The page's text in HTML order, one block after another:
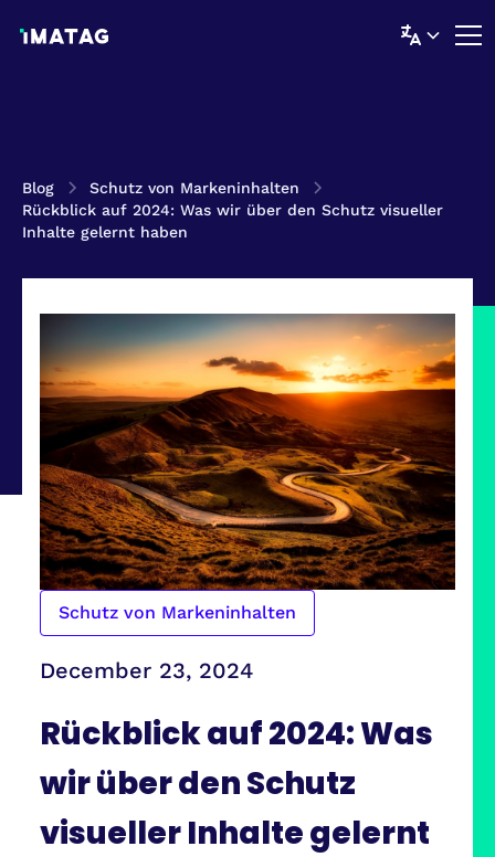
Blog
Schutz von Markeninhalten
Rückblick auf 2024: Was wir über den Schutz visueller
Inhalte gelernt haben
Schutz von Markeninhalten
December 23, 2024
Rückblick auf 2024: Was
wir über den Schutz
visueller Inhalte gelernt